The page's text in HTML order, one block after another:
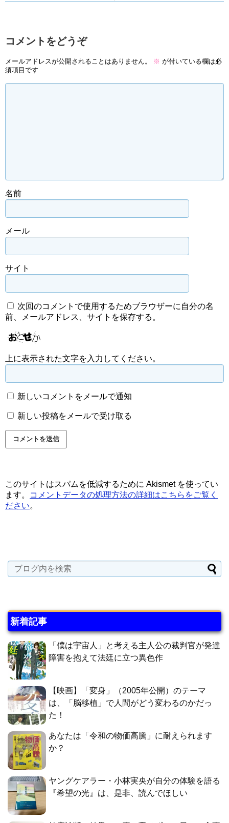
コメントをどうぞ
メールアドレスが公開されることはありません。 ※ が付いている欄は必
須項目です
名前
メール
サイト
次回のコメントで使用するためブラウザーに自分の名
前、メールアドレス、サイトを保存する。
上に表示された文字を入力してください。
新しいコメントをメールで通知
新しい投稿をメールで受け取る
このサイトはスパムを低減するために Akismet を使ってい
ます。
コメントデータの処理方法の詳細はこちらをご覧く
ださい。
新着記事
「僕は宇宙人」と考える主人公の裁判官が発達
障害を抱えて法廷に立つ異色作
【映画】「変身」（2005年公開）のテーマ
は、「脳移植」で人間がどう変わるのかだっ
た！
あなたは「令和の物価高騰」に耐えられます
か？
ヤングケアラー・小林実央が自分の体験を語る
『希望の光』は、是非、読んでほしい